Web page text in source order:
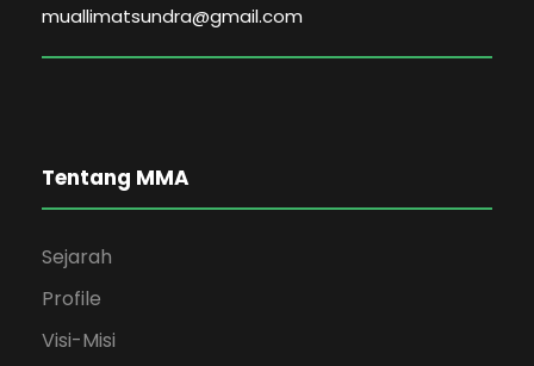
muallimatsundra@gmail.com
Tentang MMA
Sejarah
Profile
Visi-Misi